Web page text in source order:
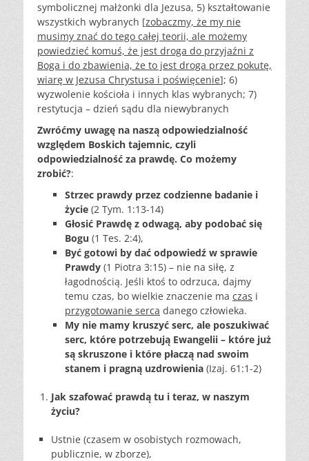
symbolicznej małżonki dla Jezusa, 5) kształtowanie
wszystkich wybranych [zobaczmy, że my nie
musimy znać do tego całej teorii, ale możemy
powiedzieć komuś, że jest droga do przyjaźni z
Boga i do zbawienia, że to jest droga przez pokutę,
wiarę w Jezusa Chrystusa i poświęcenie]; 6)
wyzwolenie kościoła i innych klas wybranych; 7)
restytucja – dzień sądu dla niewybranych
Zwróćmy uwagę na naszą odpowiedzialność
względem Boskich tajemnic, czyli
odpowiedzialność za prawdę. Co możemy
zrobić?:
Strzec prawdy przez codzienne badanie i
życie (2 Tym. 1:13-14)
Głosić Prawdę z odwagą, aby podobać się
Bogu (1 Tes. 2:4),
Być gotowi by dać odpowiedź w sprawie
Prawdy (1 Piotra 3:15) – nie na siłę, z
łagodnością. Jeśli ktoś to odrzuca, dajmy
temu czas, bo wielkie znaczenie ma czas i
przygotowanie serca danego człowieka.
My nie mamy kruszyć serc, ale poszukiwać
serc, które potrzebują Ewangelii – które już
są skruszone i które płaczą nad swoim
stanem i pragną uzdrowienia (Izaj. 61:1-2)
Jak szafować prawdą tu i teraz, w naszym
życiu?
Ustnie (czasem w osobistych rozmowach,
publicznie, w zborze),